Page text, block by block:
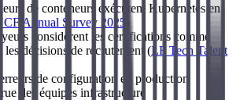
de conteneurs exécutent Kubernetes en
Annual Survey 2025
considèrent les certifications comme
les décisions de recrutement (LF Tech Talent
de configuration en production
des équipes infrastructure